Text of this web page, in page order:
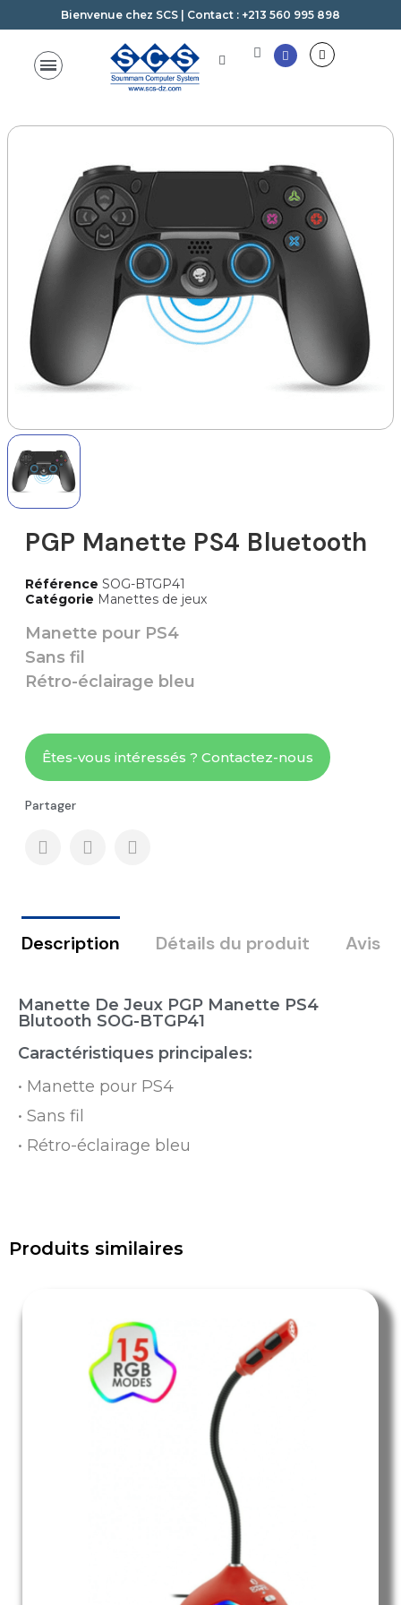
Bienvenue chez SCS | Contact : +213 560 995 898
PGP Manette PS4 Bluetooth
Référence SOG-BTGP41
Catégorie Manettes de jeux
Manette pour PS4
Sans fil
Rétro-éclairage bleu
Êtes-vous intéressés ? Contactez-nous
Partager
Description Détails du produit Avis
Manette De Jeux PGP Manette PS4
Blutooth SOG-BTGP41
Caractéristiques principales:
• Manette pour PS4
• Sans fil
• Rétro-éclairage bleu
Produits similaires